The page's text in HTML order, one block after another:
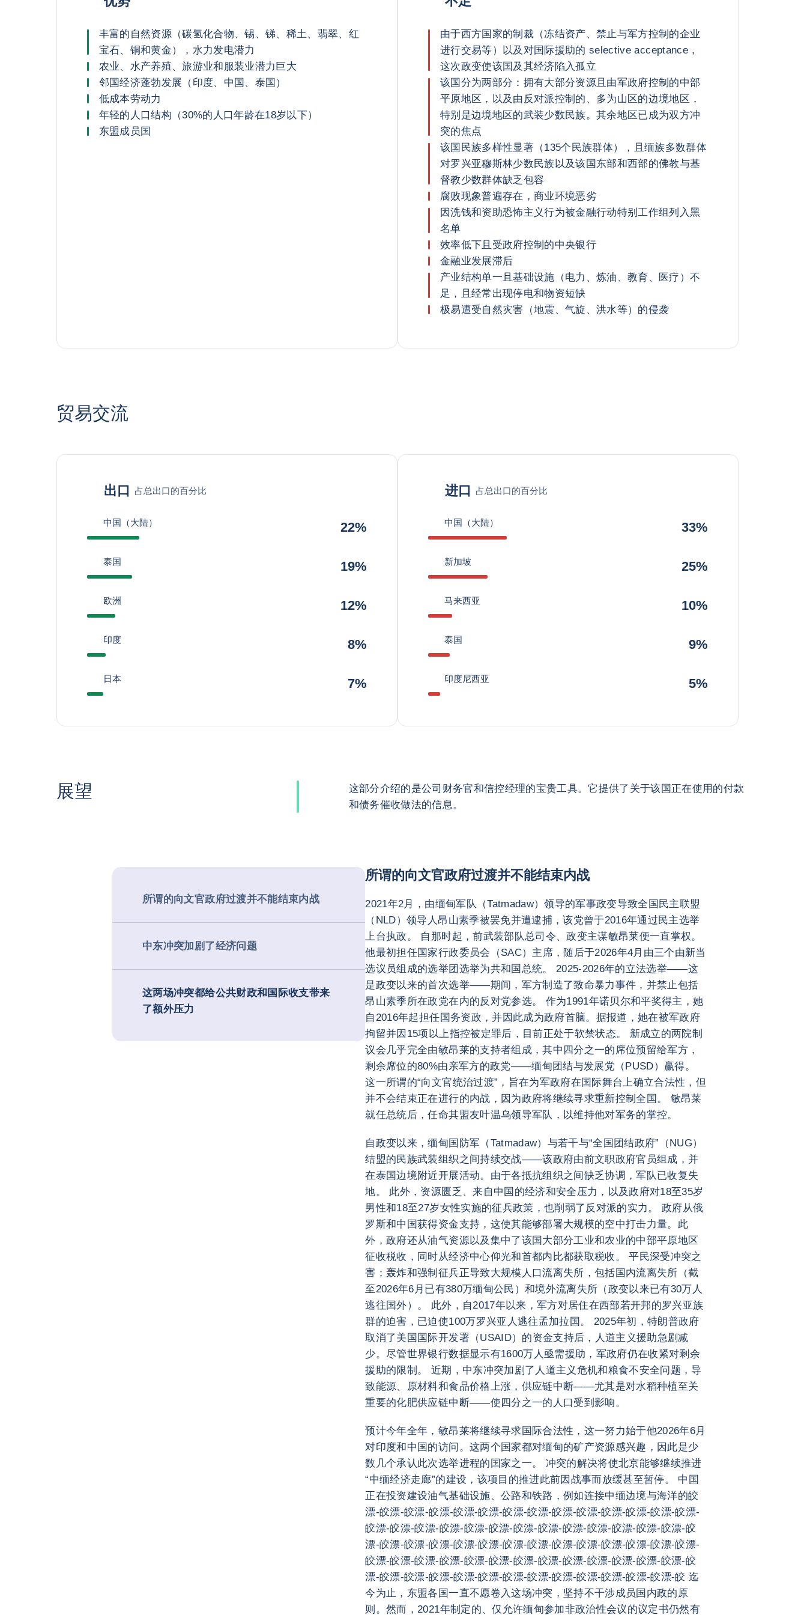
丰富的自然资源（碳氢化合物、锡、锑、稀土、翡翠、红
宝石、铜和黄金），水力发电潜力
农业、水产养殖、旅游业和服装业潜力巨大
邻国经济蓬勃发展（印度、中国、泰国）
低成本劳动力
年轻的人口结构（30%的人口年龄在18岁以下）
东盟成员国
由于西方国家的制裁（冻结资产、禁止与军方控制的企业
进行交易等）以及对国际援助的 selective acceptance，
这次政变使该国及其经济陷入孤立
该国分为两部分：拥有大部分资源且由军政府控制的中部
平原地区，以及由反对派控制的、多为山区的边境地区，
特别是边境地区的武装少数民族。其余地区已成为双方冲
突的焦点
该国民族多样性显著（135个民族群体），且缅族多数群体
对罗兴亚穆斯林少数民族以及该国东部和西部的佛教与基
督教少数群体缺乏包容
腐败现象普遍存在，商业环境恶劣
因洗钱和资助恐怖主义行为被金融行动特别工作组列入黑
名单
效率低下且受政府控制的中央银行
金融业发展滞后
产业结构单一且基础设施（电力、炼油、教育、医疗）不
足，且经常出现停电和物资短缺
极易遭受自然灾害（地震、气旋、洪水等）的侵袭
贸易交流
出口 占总出口的百分比
中国（大陆） 22%
泰国 19%
欧洲 12%
印度 8%
日本 7%
进口 占总出口的百分比
中国（大陆） 33%
新加坡 25%
马来西亚 10%
泰国 9%
印度尼西亚 5%
展望
这部分介绍的是公司财务官和信控经理的宝贵工具。它提供了关于该国正在使用的付款
和债务催收做法的信息。
所谓的向文官政府过渡并不能结束内战
中东冲突加剧了经济问题
这两场冲突都给公共财政和国际收支带来
了额外压力
所谓的向文官政府过渡并不能结束内战
2021年2月，由缅甸军队（Tatmadaw）领导的军事政变导致全国民主联盟
（NLD）领导人昂山素季被罢免并遭逮捕，该党曾于2016年通过民主选举
上台执政。 自那时起，前武装部队总司令、政变主谋敏昂莱便一直掌权。
他最初担任国家行政委员会（SAC）主席，随后于2026年4月由三个由新当
选议员组成的选举团选举为共和国总统。 2025-2026年的立法选举——这
是政变以来的首次选举——期间，军方制造了致命暴力事件，并禁止包括
昂山素季所在政党在内的反对党参选。 作为1991年诺贝尔和平奖得主，她
自2016年起担任国务资政，并因此成为政府首脑。据报道，她在被军政府
拘留并因15项以上指控被定罪后，目前正处于软禁状态。 新成立的两院制
议会几乎完全由敏昂莱的支持者组成，其中四分之一的席位预留给军方，
剩余席位的80%由亲军方的政党——缅甸团结与发展党（PUSD）赢得。
这一所谓的“向文官统治过渡”，旨在为军政府在国际舞台上确立合法性，但
并不会结束正在进行的内战，因为政府将继续寻求重新控制全国。 敏昂莱
就任总统后，任命其盟友叶温乌领导军队，以维持他对军务的掌控。
自政变以来，缅甸国防军（Tatmadaw）与若干与“全国团结政府”（NUG）
结盟的民族武装组织之间持续交战——该政府由前文职政府官员组成，并
在泰国边境附近开展活动。由于各抵抗组织之间缺乏协调，军队已收复失
地。 此外，资源匮乏、来自中国的经济和安全压力，以及政府对18至35岁
男性和18至27岁女性实施的征兵政策，也削弱了反对派的实力。 政府从俄
罗斯和中国获得资金支持，这使其能够部署大规模的空中打击力量。此
外，政府还从油气资源以及集中了该国大部分工业和农业的中部平原地区
征收税收，同时从经济中心仰光和首都内比都获取税收。 平民深受冲突之
害；轰炸和强制征兵正导致大规模人口流离失所，包括国内流离失所（截
至2026年6月已有380万缅甸公民）和境外流离失所（政变以来已有30万人
逃往国外）。 此外，自2017年以来，军方对居住在西部若开邦的罗兴亚族
群的迫害，已迫使100万罗兴亚人逃往孟加拉国。 2025年初，特朗普政府
取消了美国国际开发署（USAID）的资金支持后，人道主义援助急剧减
少。尽管世界银行数据显示有1600万人亟需援助，军政府仍在收紧对剩余
援助的限制。 近期，中东冲突加剧了人道主义危机和粮食不安全问题，导
致能源、原材料和食品价格上涨，供应链中断——尤其是对水稻种植至关
重要的化肥供应链中断——使四分之一的人口受到影响。
预计今年全年，敏昂莱将继续寻求国际合法性，这一努力始于他2026年6月
对印度和中国的访问。这两个国家都对缅甸的矿产资源感兴趣，因此是少
数几个承认此次选举进程的国家之一。 冲突的解决将使北京能够继续推进
“中缅经济走廊”的建设，该项目的推进此前因战事而放缓甚至暂停。 中国
正在投资建设油气基础设施、公路和铁路，例如连接中缅边境与海洋的皎
漂-皎漂-皎漂-皎漂-皎漂-皎漂-皎漂-皎漂-皎漂-皎漂-皎漂-皎漂-皎漂-皎漂-
皎漂-皎漂-皎漂-皎漂-皎漂-皎漂-皎漂-皎漂-皎漂-皎漂-皎漂-皎漂-皎漂-皎
漂-皎漂-皎漂-皎漂-皎漂-皎漂-皎漂-皎漂-皎漂-皎漂-皎漂-皎漂-皎漂-皎漂-
皎漂-皎漂-皎漂-皎漂-皎漂-皎漂-皎漂-皎漂-皎漂-皎漂-皎漂-皎漂-皎漂-皎
漂-皎漂-皎漂-皎漂-皎漂-皎漂-皎漂-皎漂-皎漂-皎漂-皎漂-皎漂-皎漂-皎 迄
今为止，东盟各国一直不愿卷入这场冲突，坚持不干涉成员国内政的原
则。然而，2021年制定的、仅允许缅甸参加非政治性会议的议定书仍然有